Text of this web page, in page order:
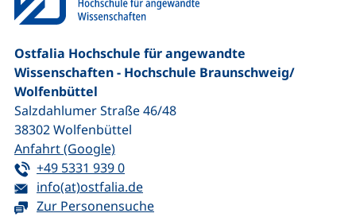
Ostfalia Hochschule für angewandte
Wissenschaften - Hochschule Braunschweig/​
Wolfenbüttel
Salzdahlumer Straße 46/48
38302Wolfenbüttel
Anfahrt (Google)(externer Link, öffnet neues Fenster)
Tel:
+49 5331 939 0(startet einen Telefonanruf, wenn Ihr
E-Mail:
info(at)ostfalia.de(öffnet Ihr E-Mail-Programm)
Zur Personensuche